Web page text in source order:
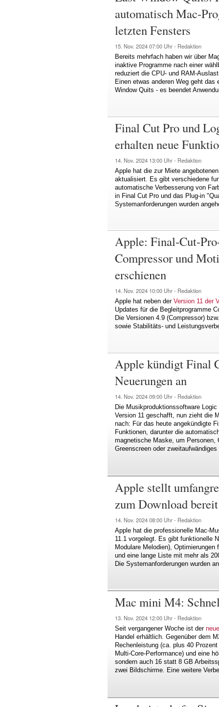
automatisch Mac-
letzten Fensters
15. Nov. 202407:00 Uhr - Redaktion
Bereits mehrfach haben wir über
inaktive Programme nach einer
reduziert die CPU- und RAM-
Einen etwas anderen Weg geht das
Window Quits - es beendet
Final Cut Pro und
erhalten neue
14. Nov. 2024 13:00 Uhr - Redaktion
Apple hat die zur Miete
aktualisiert. Es gibt verschiedene
automatische Verbesserung von
in Final Cut Pro und das Plug-in
Systemanforderungen wurden
Apple: Final-Cut-
Compressor und
erschienen
14. Nov. 2024 10:00 Uhr - Redaktion
Apple hat neben der Version 11 der
Updates für die Begleitprogramme
Die Versionen 4.9 (Compressor)
sowie Stabilitäts- und
Apple kündigt Final
Neuerungen an
14. Nov. 202409:00 Uhr - Redaktion
Die Musikproduktionssoftware
Version 11 geschafft, nun zieht die
nach: Für das heute angekündigte
Funktionen, darunter die
magnetische Maske, um Personen,
Greenscreen oder
Apple stellt
zum Download bereit
14. Nov. 202408:00 Uhr - Redaktion
Apple hat die professionelle Mac-
11.1 vorgelegt. Es gibt funktionelle
Modulare Melodien),
und eine lange Liste mit mehr als
Die Systemanforderungen wurden
Mac mini M4:
13. Nov. 2024 12:00 Uhr - Redaktion
Seit vergangener Woche ist der
Handel erhältlich. Gegenüber dem
Rechenleistung (ca. plus 40
Multi-Core-Performance) und eine
sondern auch 16 statt 8 GB
zwei Bildschirme. Eine weitere